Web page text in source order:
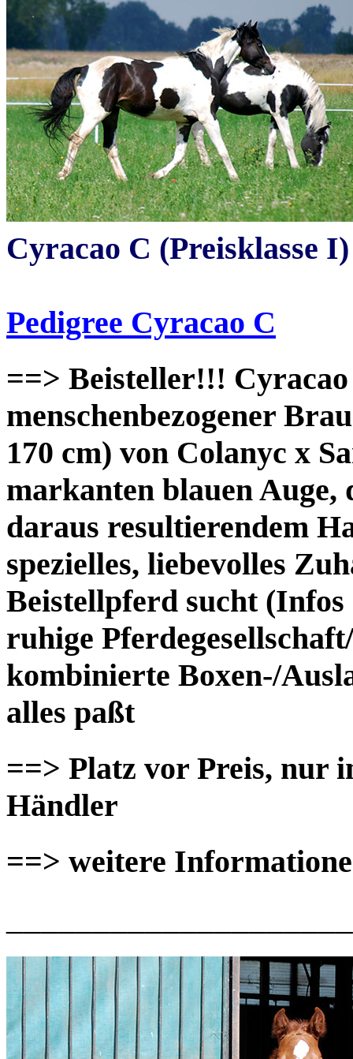
Cyracao C (Preisklasse I)
Pedigree Cyracao C
==> Beisteller!!!
menschenbezogener
170 cm) von Colanyc x
markanten blauen Auge,
daraus resultierendem
spezielles, liebevolles
Beistellpferd sucht
ruhige
kombinierte Boxen-/
alles paßt
==> Platz vor Preis, nur
Händler
==> weitere